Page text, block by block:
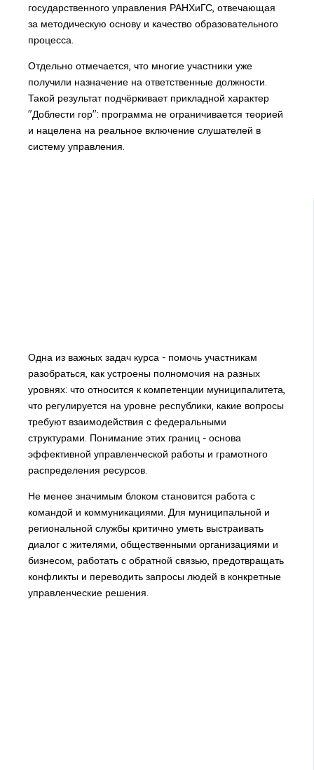
государственного управления РАНХиГС, отвечающая
за методическую основу и качество образовательного
процесса.
Отдельно отмечается, что многие участники уже
получили назначение на ответственные должности.
Такой результат подчёркивает прикладной характер
"Доблести гор": программа не ограничивается теорией
и нацелена на реальное включение слушателей в
систему управления.
Одна из важных задач курса - помочь участникам
разобраться, как устроены полномочия на разных
уровнях: что относится к компетенции муниципалитета,
что регулируется на уровне республики, какие вопросы
требуют взаимодействия с федеральными
структурами. Понимание этих границ - основа
эффективной управленческой работы и грамотного
распределения ресурсов.
Не менее значимым блоком становится работа с
командой и коммуникациями. Для муниципальной и
региональной службы критично уметь выстраивать
диалог с жителями, общественными организациями и
бизнесом, работать с обратной связью, предотвращать
конфликты и переводить запросы людей в конкретные
управленческие решения.